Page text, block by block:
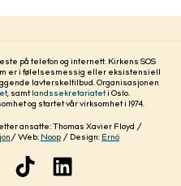
på telefon og internett. Kirkens SOS
er i følelsesmessig eller eksistensiell
lavterskeltilbud. Organisasjonen
, samt landssekretariateti Oslo.
og startet vår virksomhet i 1974.
ansatte: Thomas Xavier Floyd /
/ Web: Noop / Design: Ernö